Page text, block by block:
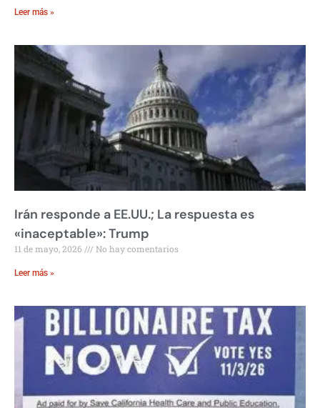
Leer más »
Irán responde a EE.UU.; La respuesta es
«inaceptable»: Trump
11 de mayo, 2026 No hay comentarios
Leer más »